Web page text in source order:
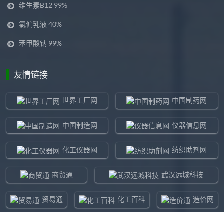
维生素B12 99%
氯偏乳液 40%
苯甲酸钠 99%
友情链接
世界工厂网 中国制药网
中国制造网 仪器信息网
化工仪器网 纺织助剂网
商贸通 武汉远城科技
贸易通 化工百科 造价网